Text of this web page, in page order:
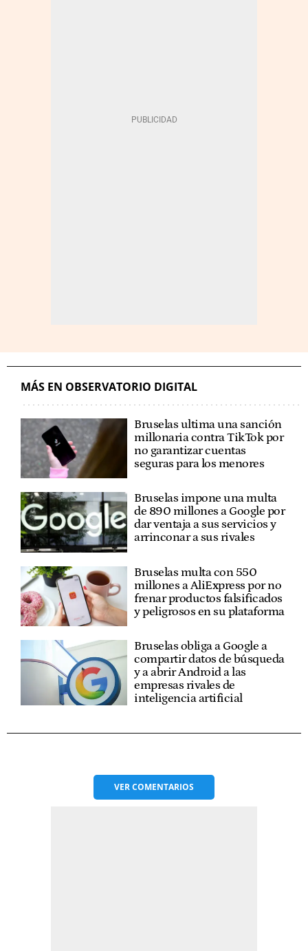
MÁS EN OBSERVATORIO DIGITAL
Bruselas ultima una sanción
millonaria contra TikTok por
no garantizar cuentas
seguras para los menores
Bruselas impone una multa
de 890 millones a Google por
dar ventaja a sus servicios y
arrinconar a sus rivales
Bruselas multa con 550
millones a AliExpress por no
frenar productos falsificados
y peligrosos en su plataforma
Bruselas obliga a Google a
compartir datos de búsqueda
y a abrir Android a las
empresas rivales de
inteligencia artificial
VERCOMENTARIOS